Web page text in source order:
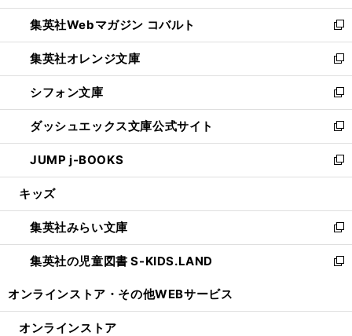
開
く
ウ
で
開
く
ン
ド
ウ
で
開
く
ウ
ィ
ン
ド
ウ
で
開
く
集英社Webマガジン コバルト
新
し
い
ウ
ィ
ン
ド
ウ
で
開
集英社オレンジ文庫
新
し
い
ウ
ィ
ン
ド
ウ
開
く
シフォン文庫
新
し
い
ウ
ィ
ン
ウ
で
開
く
ダッシュエックス文庫公式サイト
新
し
い
ウ
ン
ド
ウ
で
JUMP j-BOOKS
新
し
ウ
ィ
ン
ド
開
キッズ
集英社みらい文庫
新
し
い
ン
集英社の児童図書 S-KIDS.LAND
新
ウ
オンラインストア・ その他WEBサービス
オンラインストア